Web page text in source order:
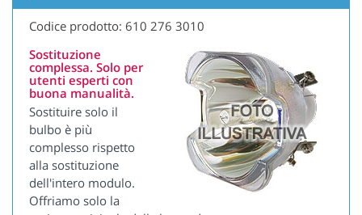
Codice prodotto: 610 276 3010
Sostituzione
complessa. Solo per
utenti esperti con
buona manualità.
Sostituire solo il
bulbo è più
complesso rispetto
alla sostituzione
dell'intero modulo.
Offriamo solo la